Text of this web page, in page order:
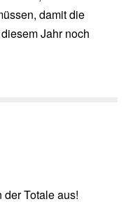
damit die
Jahr noch
Totale aus!